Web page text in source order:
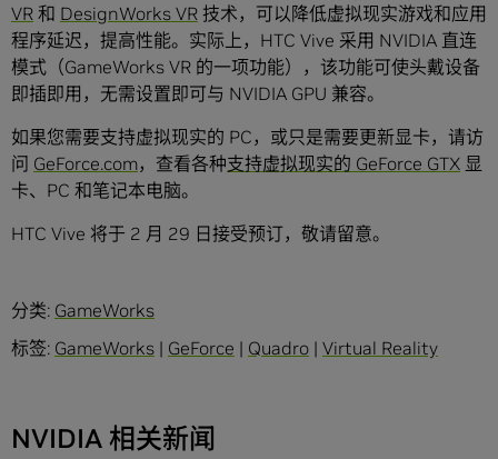
VR 和 DesignWorks VR 技术，可以降低虚拟现实游戏和应用
程序延迟，提高性能。实际上，HTC Vive 采用 NVIDIA 直连
模式（GameWorks VR 的一项功能），该功能可使头戴设备
即插即用，无需设置即可与 NVIDIA GPU 兼容。
如果您需要支持虚拟现实的 PC，或只是需要更新显卡，请访
问 GeForce.com，查看各种支持虚拟现实的 GeForce GTX 显
卡、PC 和笔记本电脑。
HTC Vive 将于 2 月 29 日接受预订，敬请留意。
分类: GameWorks
标签: GameWorks | GeForce | Quadro | Virtual Reality
NVIDIA 相关新闻